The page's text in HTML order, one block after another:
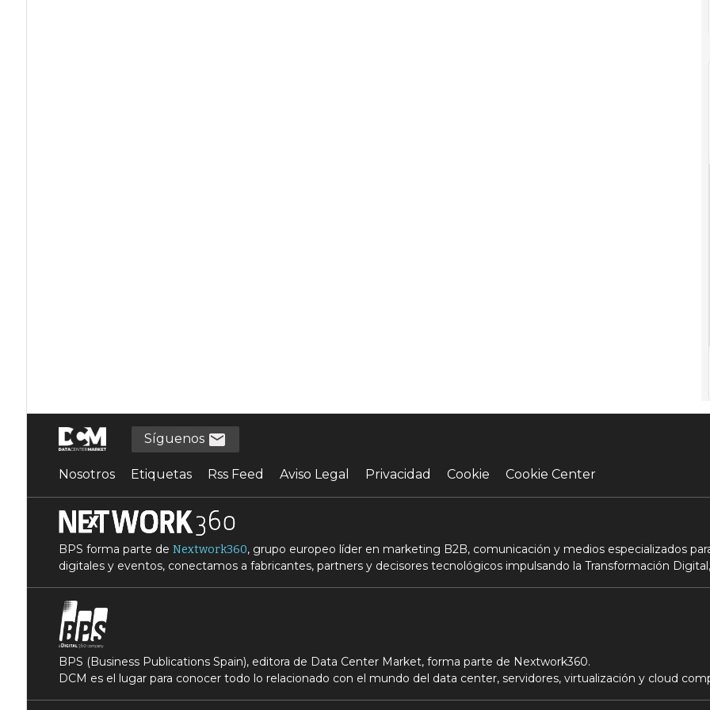
Síguenos
Nosotros Etiquetas Rss Feed Aviso Legal Privacidad Cookie Cookie Center
BPS forma parte de Nextwork360, grupo europeo líder en marketing B2B, comunicación y medios especializados
digitales y eventos, conectamos a fabricantes, partners y decisores tecnológicos impulsando la Transformación
BPS (Business Publications Spain), editora de Data Center Market, forma parte de Nextwork360.
DCM es el lugar para conocer todo lo relacionado con el mundo del data center, servidores, virtualización y cloud